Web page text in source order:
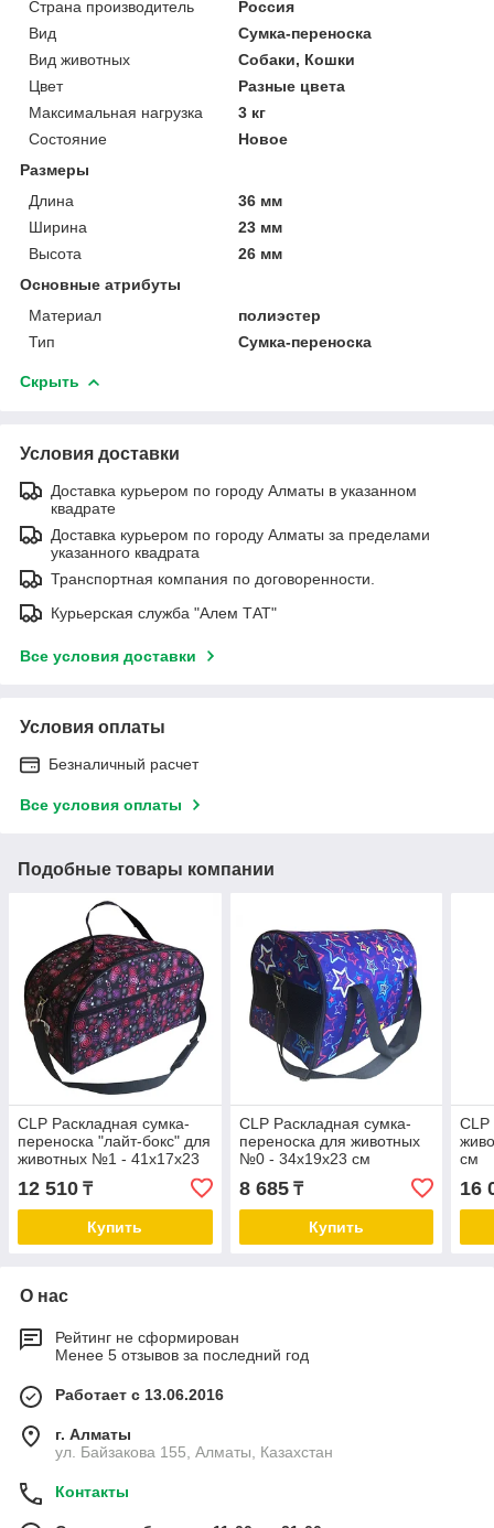
Страна производитель
Россия
Вид
Сумка-переноска
Вид животных
Собаки, Кошки
Цвет
Разные цвета
Максимальная нагрузка
3 кг
Состояние
Новое
Размеры
Длина
36 мм
Ширина
23 мм
Высота
26 мм
Основные атрибуты
Материал
полиэстер
Тип
Сумка-переноска
Скрыть
Условия доставки
Доставка курьером по городу Алматы в указанном
квадрате
Доставка курьером по городу Алматы за пределами
указанного квадрата
Транспортная компания по договоренности.
Курьерская служба "Алем ТАТ"
Все условия доставки
Условия оплаты
Безналичный расчет
Все условия оплаты
Подобные товары компании
CLP Раскладная cумка-
переноска "лайт-бокс" для
животных №1 - 41х17х23
12 510 ₸
Купить
CLP Раскладная cумка-
переноска для животных
№0 - 34х19х23 см
8 685₸
Купить
CLP
см
16
О нас
Рейтинг не сформирован
Менее 5 отзывов за последний год
Работает с 13.06.2016
г. Алматы
ул. Байзакова 155, Алматы, Казахстан
Контакты